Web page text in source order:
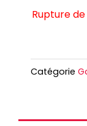
Rupture
Catégorie